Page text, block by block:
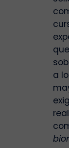
a